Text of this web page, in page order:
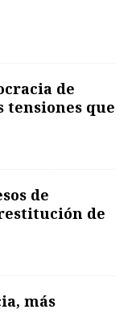
de
tensiones que
de
de
más